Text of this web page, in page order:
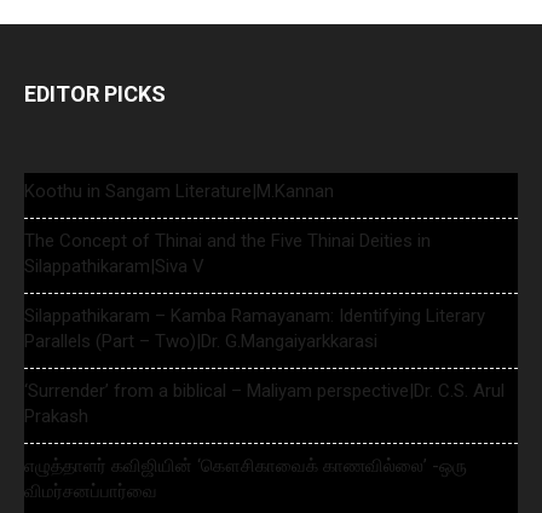
EDITOR PICKS
Koothu in Sangam Literature|M.Kannan
The Concept of Thinai and the Five Thinai Deities in
Silappathikaram|Siva V
Silappathikaram – Kamba Ramayanam: Identifying Literary
Parallels (Part – Two)|Dr. G.Mangaiyarkkarasi
‘Surrender’ from a biblical – Maliyam perspective|Dr. C.S. Arul
Prakash
எழுத்தாளர் கவிஜியின் ‘கௌசிகாவைக் காணவில்லை’ -ஒரு
விமர்சனப்பார்வை